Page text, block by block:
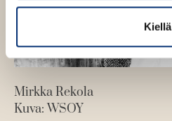
Kiellä
Mirkka Rekola
Kuva: WSOY